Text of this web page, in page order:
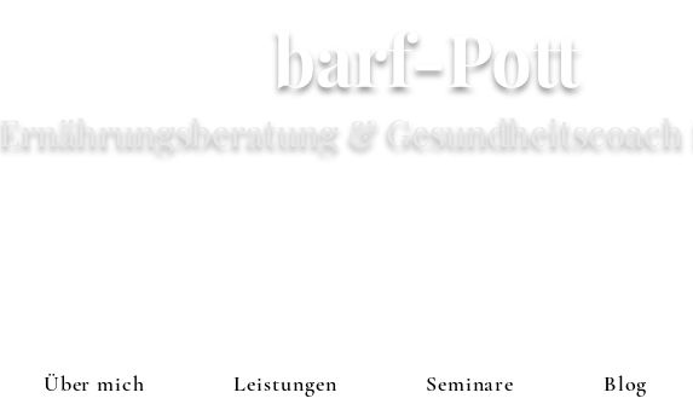
barf-Pott
Ernährungsberatung &
Über mich Leistungen Seminare Blog